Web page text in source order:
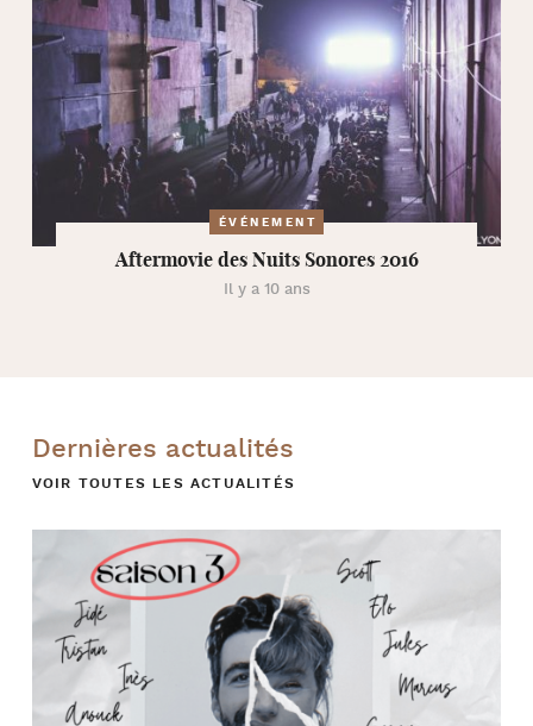
ÉVÉNEMENT
Aftermovie des Nuits Sonores 2016
Il y a 10 ans
Dernières actualités
VOIR TOUTES LES ACTUALITÉS